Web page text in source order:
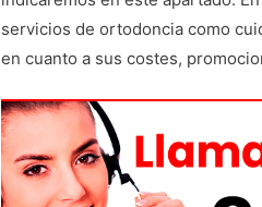
servicios de ortodoncia como
en cuanto a sus costes,